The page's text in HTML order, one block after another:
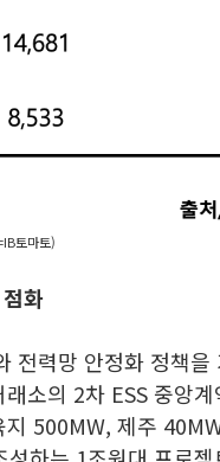
토마토)
화
전력망 안정화 정책
소의 2차 ESS 중앙
500MW, 제주